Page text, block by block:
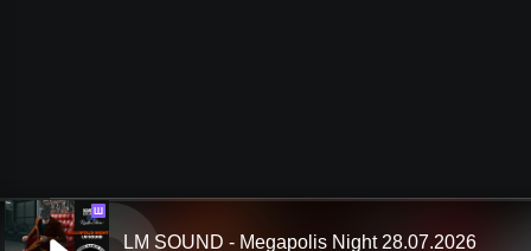
Ш
LM SOUND - Megapolis Night 28.07.2026